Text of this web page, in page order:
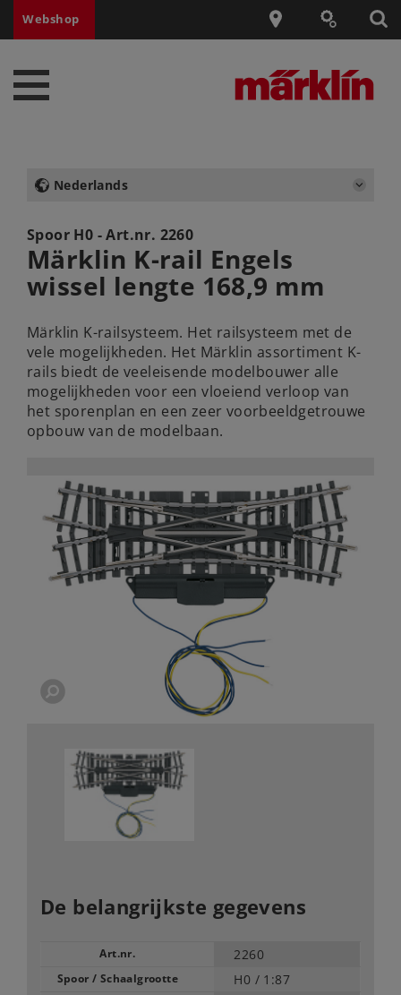
Webshop
Nederlands
Spoor H0 - Art.nr. 2260
Märklin K-rail Engels
wissel lengte 168,9 mm
Märklin K-railsysteem. Het railsysteem met de
vele mogelijkheden. Het Märklin assortiment K-
rails biedt de veeleisende modelbouwer alle
mogelijkheden voor een vloeiend verloop van
het sporenplan en een zeer voorbeeldgetrouwe
opbouw van de modelbaan.
De belangrijkste gegevens
Art.nr. 2260
Spoor / Schaalgrootte H0 / 1:87